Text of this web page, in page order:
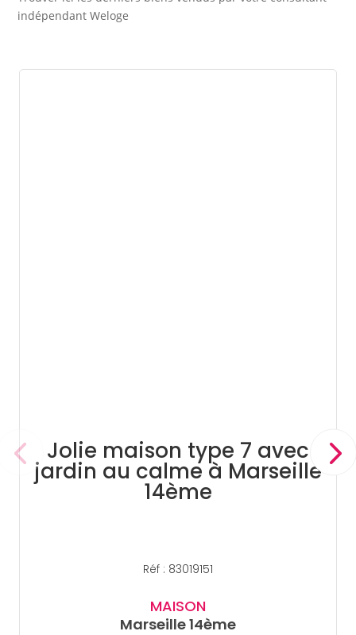
indépendant Weloge
Jolie maison type 7 avec
jardin au calme à Marseille
14ème
Réf : 83019151
MAISON
Marseille 14ème